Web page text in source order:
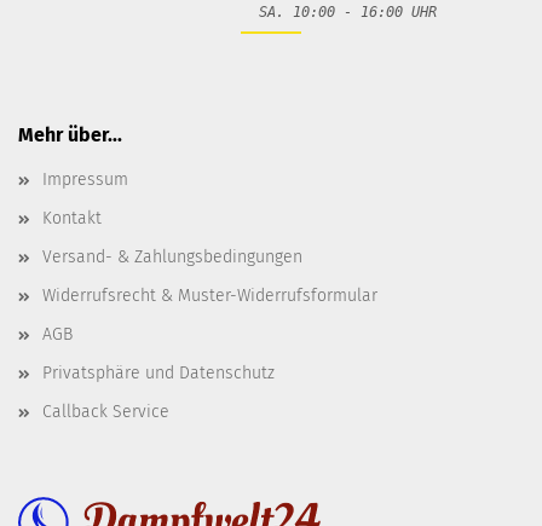
SA. 10:00 - 16:00 UHR
Mehr über...
Impressum
Kontakt
Versand- & Zahlungsbedingungen
Widerrufsrecht & Muster-Widerrufsformular
AGB
Privatsphäre und Datenschutz
Callback Service